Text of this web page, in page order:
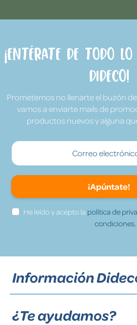
¡Entérate de todo
Dideco!
Prometemos no llenarte el buzón
vamos a enviarte mails de
productos nuevos y alguna
¡Apúntate!
He leído y acepto la política de
condiciones.
Información
¿Te ayudamos?